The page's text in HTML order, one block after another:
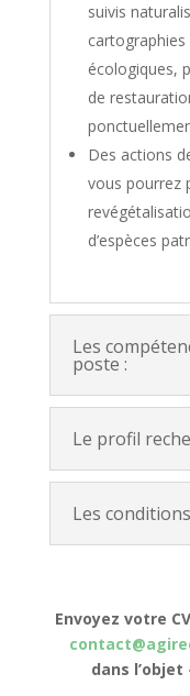
suivis
cartographies
écologiques,
de
Des actions
vous pourrez
d’espèces
Les
poste :
Le profil
Les
Envoyez votre
dans